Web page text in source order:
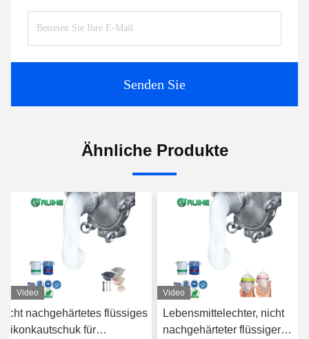
Senden Sie
Ähnliche Produkte
Video
nachgehärtetes flüssiges
für
Video
Lebensmittelechter, nicht
nachgehärteter flüssiger